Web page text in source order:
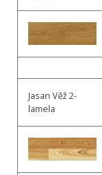
Jasan Věž 2-
lamela